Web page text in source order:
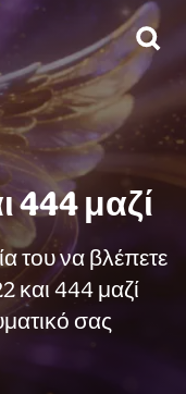
444 μαζί
του να βλέπετε
και 444 μαζί
σας